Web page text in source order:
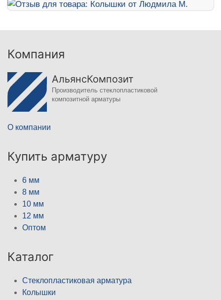
Компания
АльянсКомпозит
Производитель стеклопластиковой
композитной арматуры
О компании
Купить арматуру
6 мм
8 мм
10 мм
12 мм
Оптом
Каталог
Стеклопластиковая арматура
Колышки